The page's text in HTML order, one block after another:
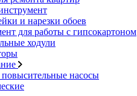
и нарезки обоев
для работы с гипсокартоном
ходули
насосы